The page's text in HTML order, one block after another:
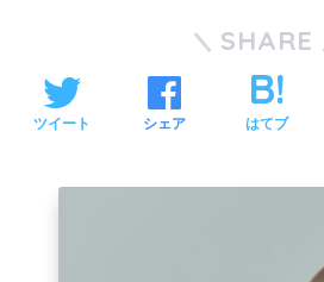
SHARE
ツイート シェア はてブ